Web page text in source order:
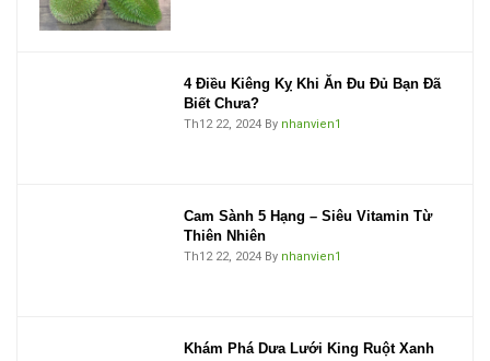
4 Điều Kiêng Kỵ Khi Ăn Đu Đủ Bạn Đã
Biết Chưa?
Th12 22, 2024 By nhanvien1
Cam Sành 5 Hạng – Siêu Vitamin Từ
Thiên Nhiên
Th12 22, 2024 By nhanvien1
Khám Phá Dưa Lưới King Ruột Xanh